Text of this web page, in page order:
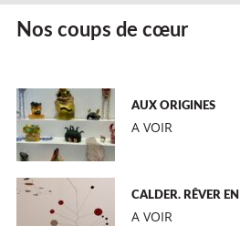
Nos coups de cœur
AUX ORIGINES
A VOIR
CALDER. RÊVER
A VOIR